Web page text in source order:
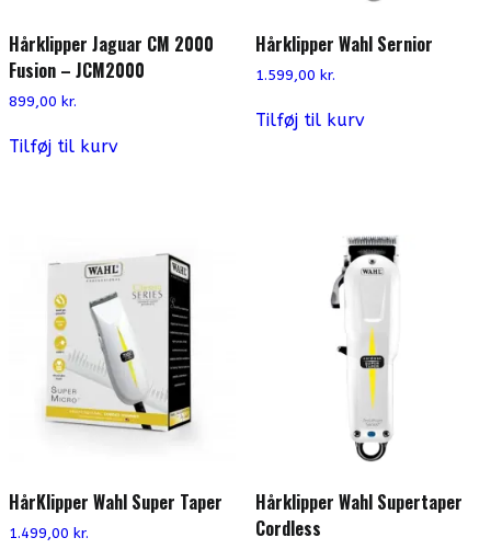
Hårklipper Jaguar CM 2000
Fusion – JCM2000
899,00 kr.
Tilføj til kurv
Hårklipper Wahl Sernior
1.599,00 kr.
Tilføj til kurv
HårKlipper Wahl Super Taper
1.499,00 kr.
Hårklipper Wahl Supertaper
Cordless